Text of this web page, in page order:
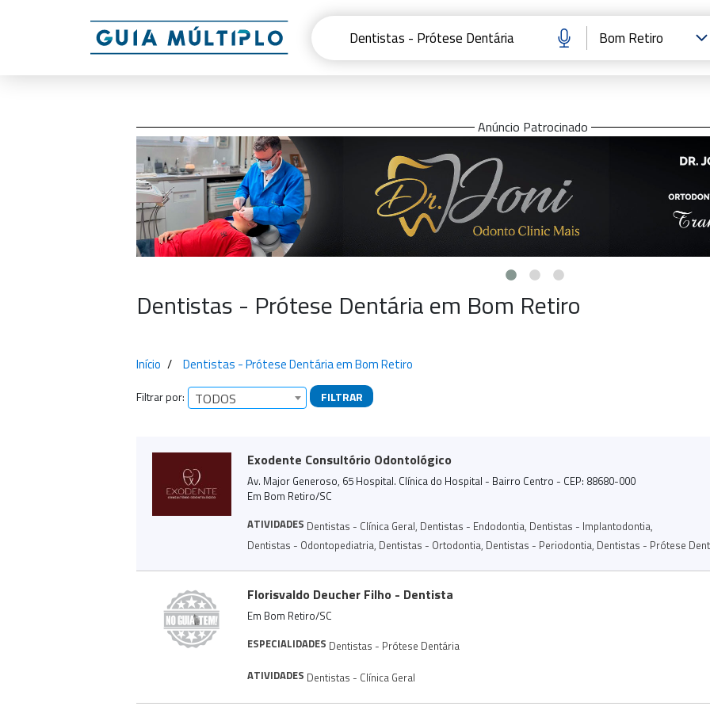
Anúncio Patrocinado
Dentistas - Prótese Dentária em Bom Retiro
Início Dentistas - Prótese Dentária em Bom Retiro
Filtrar por: TODOS FILTRAR
Exodente Consultório Odontológico
Av. Major Generoso, 65 Hospital. Clínica do Hospital - Bairro Centro - CEP: 88680-000
Em Bom Retiro/SC
ATIVIDADES Dentistas - Clínica Geral, Dentistas - Endodontia, Dentistas - Implantodontia,
Dentistas - Odontopediatria, Dentistas - Ortodontia, Dentistas - Periodontia, Dentistas - Prótese
Florisvaldo Deucher Filho - Dentista
Em Bom Retiro/SC
ESPECIALIDADES Dentistas - Prótese Dentária
ATIVIDADES Dentistas - Clínica Geral